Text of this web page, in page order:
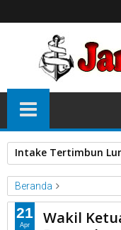
Intake Tertimbun
Beranda
Dengarkan Aspirasi
Kota Payakumbuh
Wakil
21
Apr